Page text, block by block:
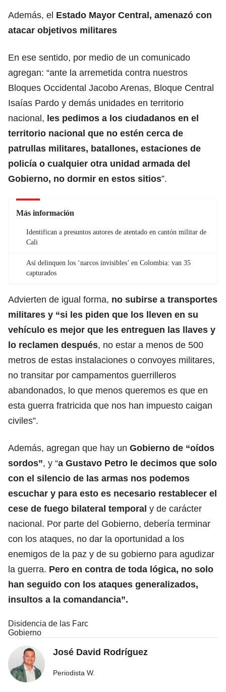
Además, el Estado Mayor Central, amenazó con
atacar objetivos militares
En ese sentido, por medio de un comunicado
agregan: “ante la arremetida contra nuestros
Bloques Occidental Jacobo Arenas, Bloque Central
Isaías Pardo y demás unidades en territorio
nacional, les pedimos a los ciudadanos en el
territorio nacional que no estén cerca de
patrullas militares, batallones, estaciones de
policía o cualquier otra unidad armada del
Gobierno, no dormir en estos sitios”.
Más información
Identifican a presuntos autores de atentado en cantón militar de
Cali
Así delinquen los ‘narcos invisibles’ en Colombia: van 35
capturados
Advierten de igual forma, no subirse a transportes
militares y “si les piden que los lleven en su
vehículo es mejor que les entreguen las llaves y
lo reclamen después, no estar a menos de 500
metros de estas instalaciones o convoyes militares,
no transitar por campamentos guerrilleros
abandonados, lo que menos queremos es que en
esta guerra fratricida que nos han impuesto caigan
civiles”.
Además, agregan que hay un Gobierno de “oídos
sordos”, y “a Gustavo Petro le decimos que solo
con el silencio de las armas nos podemos
escuchar y para esto es necesario restablecer el
cese de fuego bilateral temporal y de carácter
nacional. Por parte del Gobierno, debería terminar
con los ataques, no dar la oportunidad a los
enemigos de la paz y de su gobierno para agudizar
la guerra. Pero en contra de toda lógica, no solo
han seguido con los ataques generalizados,
insultos a la comandancia”.
Disidencia de las Farc
Gobierno
José David Rodríguez
Periodista W.